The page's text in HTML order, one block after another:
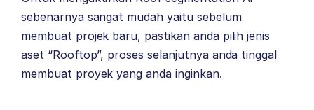
sebenarnya sangat mudah yaitu sebelum
membuat projek baru, pastikan anda pilih jenis
aset “Rooftop”, proses selanjutnya anda tinggal
membuat proyek yang anda inginkan.